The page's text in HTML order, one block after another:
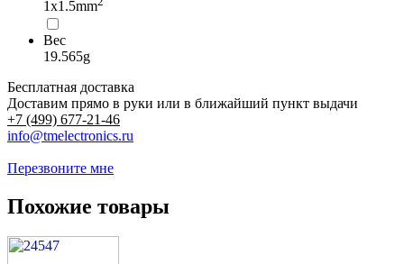
1x1.5mm
Вес
19.565g
Бесплатная доставка
Доставим прямо в руки или в ближайший пункт выдачи
+7 (499) 677-21-46
info@tmelectronics.ru
Перезвоните мне
Похожие товары